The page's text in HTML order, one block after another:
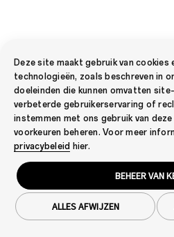
Deze site maakt gebruik van cookies
technologieën, zoals beschreven in
doeleinden die kunnen omvatten
verbeterde gebruikerservaring of
instemmen met ons gebruik van
voorkeuren beheren. Voor meer
privacybeleid hier.
BEHEER VAN
ALLES AFWIJZEN